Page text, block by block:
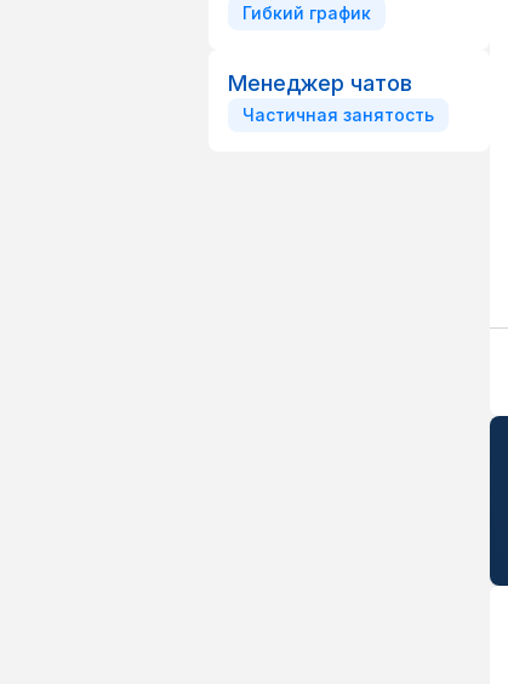
Гибкий график
Менеджер чатов
Частичная занятость